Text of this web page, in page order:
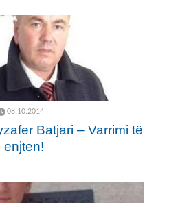
08.10.2014
Batjari – Varrimi të
enjten!